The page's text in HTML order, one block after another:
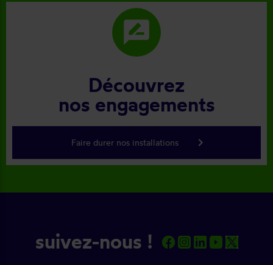
rate_review
Découvrez
nos engagements
Faire durer nos installations keyboard_arrow_right
suivez-nous !